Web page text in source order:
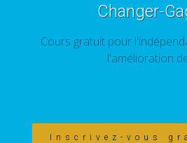
Changer-
Cours gratuit pour
l'amélioration
Inscrivez-vous